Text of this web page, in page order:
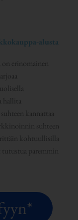
alusta
erinomainen
hallita
kannattaa
suhteen
kohtuullisilla
paremmin